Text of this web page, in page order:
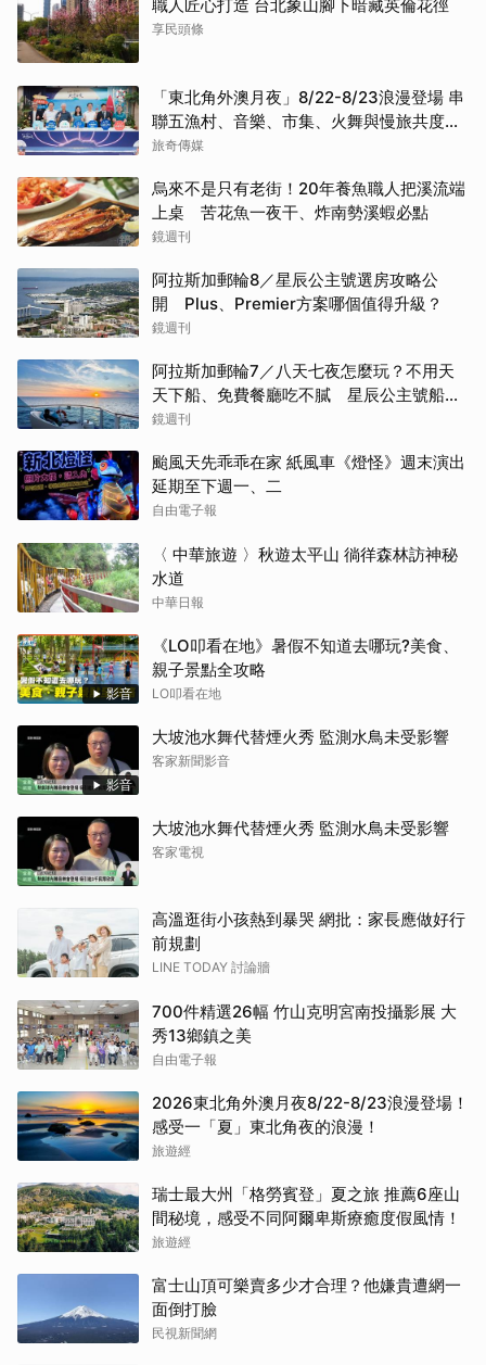
職人匠心打造 台北象山腳下暗藏英倫花徑
享民頭條
「東北角外澳月夜」8/22-8/23浪漫登場 串
聯五漁村、音樂、市集、火舞與慢旅共度夏
夜
旅奇傳媒
烏來不是只有老街！20年養魚職人把溪流端
上桌 苦花魚一夜干、炸南勢溪蝦必點
鏡週刊
阿拉斯加郵輪8／星辰公主號選房攻略公
開 Plus、Premier方案哪個值得升級？
鏡週刊
阿拉斯加郵輪7／八天七夜怎麼玩？不用天
天下船、免費餐廳吃不膩 星辰公主號船上
一日生活公開
鏡週刊
颱風天先乖乖在家 紙風車《燈怪》週末演出
延期至下週一、二
自由電子報
〈 中華旅遊 〉秋遊太平山 徜徉森林訪神秘
水道
中華日報
影音
《LO叩看在地》暑假不知道去哪玩?美食、
親子景點全攻略
LO叩看在地
影音
大坡池水舞代替煙火秀 監測水鳥未受影響
客家新聞影音
大坡池水舞代替煙火秀 監測水鳥未受影響
客家電視
高溫逛街小孩熱到暴哭 網批：家長應做好行
前規劃
LINE TODAY 討論牆
700件精選26幅 竹山克明宮南投攝影展 大
秀13鄉鎮之美
自由電子報
2026東北角外澳月夜8/22-8/23浪漫登場！
感受一「夏」東北角夜的浪漫！
旅遊經
瑞士最大州「格勞賓登」夏之旅 推薦6座山
間秘境，感受不同阿爾卑斯療癒度假風情！
旅遊經
富士山頂可樂賣多少才合理？他嫌貴遭網一
面倒打臉
民視新聞網